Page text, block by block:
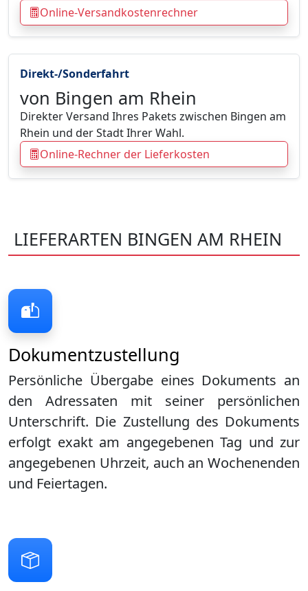
Direkt-/Sonderfahrt
von Bingen am Rhein
Direkter Versand Ihres Pakets zwischen Bingen am
Rhein und der Stadt Ihrer Wahl.
Online-Rechner der Lieferkosten
Online-Versandkostenrechner
LIEFERARTEN BINGEN AM RHEIN
Dokumentzustellung
Persönliche Übergabe eines Dokuments an
den Adressaten mit seiner persönlichen
Unterschrift. Die Zustellung des Dokuments
erfolgt exakt am angegebenen Tag und zur
angegebenen Uhrzeit, auch an Wochenenden
und Feiertagen.